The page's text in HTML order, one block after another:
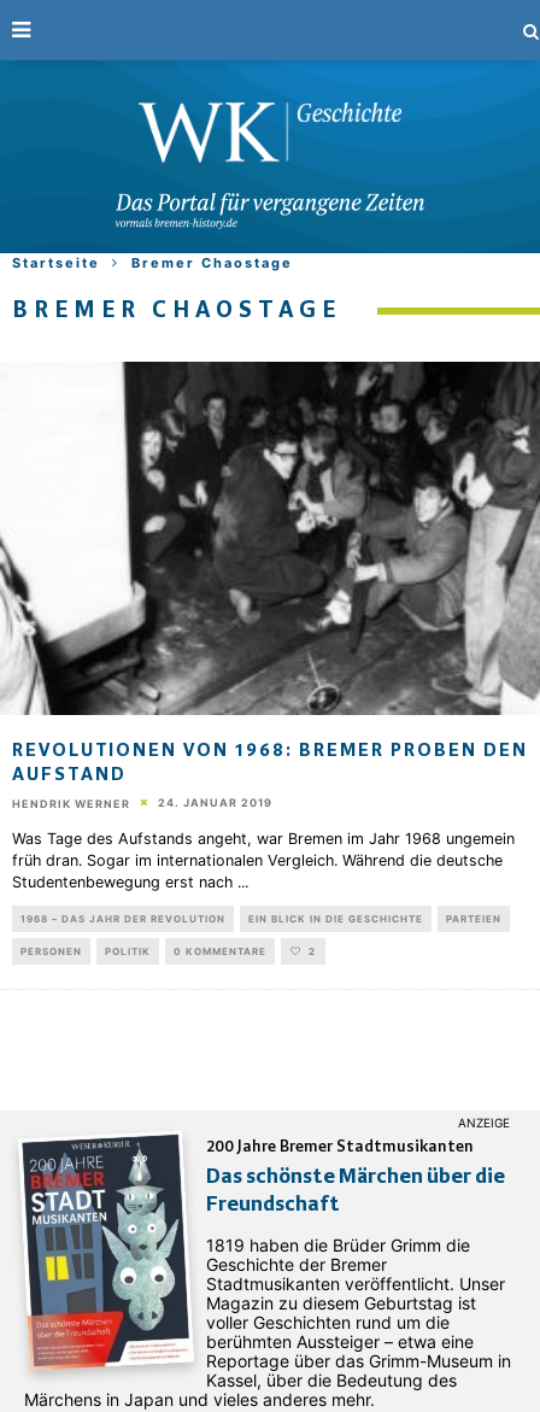
Startseite Bremer Chaostage
BREMER CHAOSTAGE
REVOLUTIONEN VON 1968: BREMER PROBEN DEN
AUFSTAND
HENDRIK WERNER 24. JANUAR 2019
Was Tage des Aufstands angeht, war Bremen im Jahr 1968 ungemein
früh dran. Sogar im internationalen Vergleich. Während die deutsche
Studentenbewegung erst nach ...
1968 – DAS JAHR DER REVOLUTION EIN BLICK IN DIE GESCHICHTE PARTEIEN
PERSONEN POLITIK 0 KOMMENTARE 2
200 Jahre Bremer Stadtmusikanten
Das schönste Märchen über die
Freundschaft
1819 haben die Brüder Grimm die
Geschichte der Bremer
Stadtmusikanten veröffentlicht. Unser
Magazin zu diesem Geburtstag ist
voller Geschichten rund um die
berühmten Aussteiger – etwa eine
Reportage über das Grimm-Museum in
Kassel, über die Bedeutung des
Märchens in Japan und vieles anderes mehr.